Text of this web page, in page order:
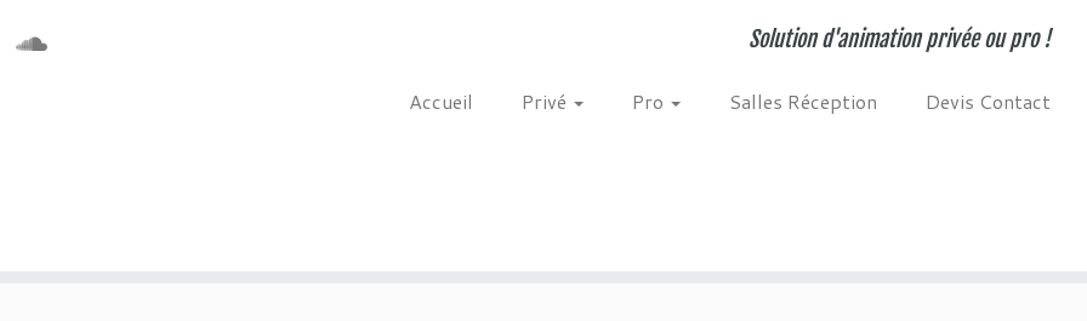
Solution d'animation privée ou pro !
Accueil Privé Pro Salles Réception Devis Contact